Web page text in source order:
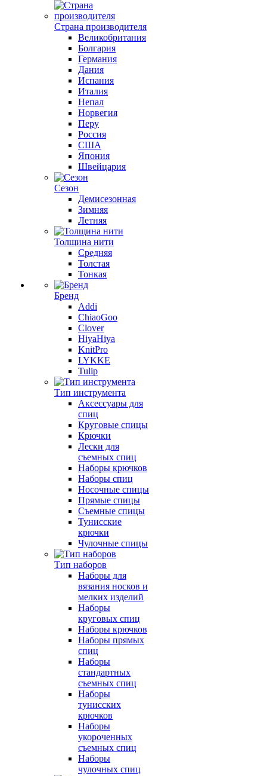
Страна производителя
Великобритания
Болгария
Германия
Дания
Испания
Италия
Непал
Норвегия
Перу
Россия
США
Япония
Швейцария
Сезон
Демисезонная
Зимняя
Летняя
Толщина нити
Средняя
Толстая
Тонкая
Бренд
Addi
ChiaoGoo
Clover
HiyaHiya
KnitPro
LYKKE
Tulip
Тип инструмента
Аксессуары для
спиц
Круговые спицы
Крючки
Лески для
съемных спиц
Наборы крючков
Наборы спиц
Носочные спицы
Прямые спицы
Съемные спицы
Тунисские
крючки
Чулочные спицы
Тип наборов
Наборы для
вязания носков и
мелких изделий
Наборы
круговых спиц
Наборы крючков
Наборы прямых
спиц
Наборы
стандартных
съемных спиц
Наборы
тунисских
крючков
Наборы
укороченных
съемных спиц
Наборы
чулочных спиц